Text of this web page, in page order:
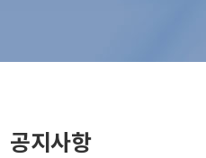
공지사항